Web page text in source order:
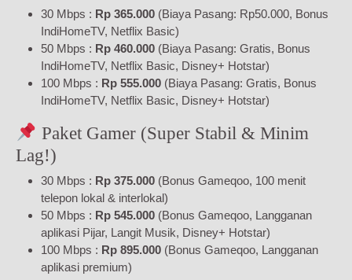
30 Mbps : Rp 365.000 (Biaya Pasang: Rp50.000, Bonus
IndiHomeTV, Netflix Basic)
50 Mbps : Rp 460.000 (Biaya Pasang: Gratis, Bonus
IndiHomeTV, Netflix Basic, Disney+ Hotstar)
100 Mbps : Rp 555.000 (Biaya Pasang: Gratis, Bonus
IndiHomeTV, Netflix Basic, Disney+ Hotstar)
Paket Gamer (Super Stabil & Minim
Lag!)
30 Mbps : Rp 375.000 (Bonus Gameqoo, 100 menit
telepon lokal & interlokal)
50 Mbps : Rp 545.000 (Bonus Gameqoo, Langganan
aplikasi Pijar, Langit Musik, Disney+ Hotstar)
100 Mbps : Rp 895.000 (Bonus Gameqoo, Langganan
aplikasi premium)